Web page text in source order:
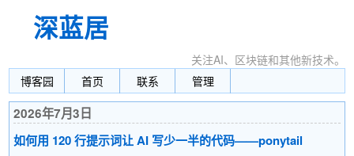
深蓝居
关注AI、区块链和其他新技术。
博客园
首页 联系 管理
2026年7月3日
如何用 120 行提示词让 AI 写少一半的代码——ponytail